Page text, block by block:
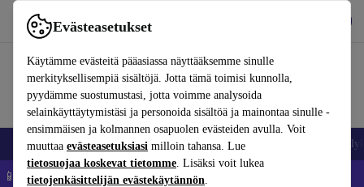
Evästeasetukset
Käytämme evästeitä pääasiassa näyttääksemme sinulle
merkityksellisempiä sisältöjä. Jotta tämä toimisi kunnolla,
pyydämme suostumustasi, jotta voimme analysoida
selainkäyttäytymistäsi ja personoida sisältöä ja mainontaa sinulle -
ensimmäisen ja kolmannen osapuolen evästeiden avulla. Voit
muuttaa evästeasetuksiasi milloin tahansa. Lue
tietosuojaa koskevat tietomme. Lisäksi voit lukea
tietojenkäsittelijän evästekäytännön.
Käytä refurbed-palvelua nopeasti ja helposti
Matkapuhelimet ja älypuhelimet Kannettavat tietokoneet
📱 Säästä 5 % LISÄÄ iPhoneista – Koodi: IPHONEDEAL –